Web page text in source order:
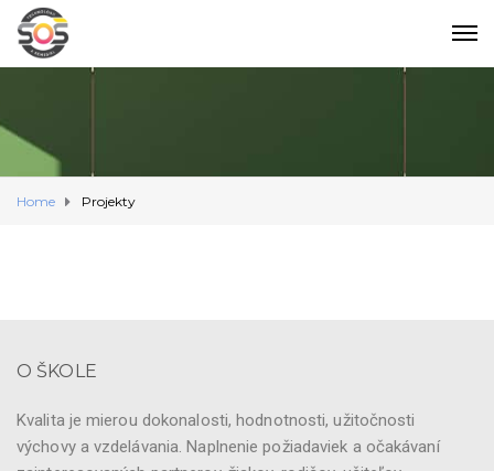
Home Projekty
O ŠKOLE
Kvalita je mierou dokonalosti, hodnotnosti, užitočnosti
výchovy a vzdelávania. Naplnenie požiadaviek a očakávaní